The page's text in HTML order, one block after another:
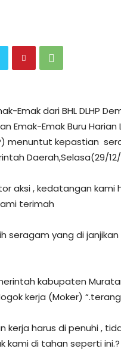
Emak dari BHL DLHP
Emak-Emak Buru Harian
menuntut kepastian
Daerah,Selasa(29/
aksi , kedatangan
terimah
seragam yang di
kabupaten
kerja (Moker)
kerja harus di penuhi ,
kami di tahan seperti